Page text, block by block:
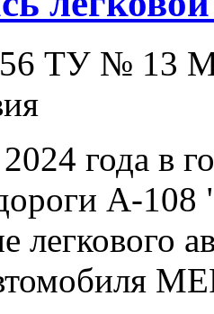
ТУ № 13
года в
А-